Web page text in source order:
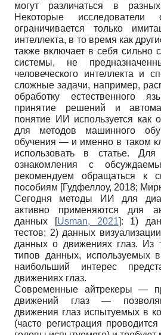
могут различаться в
Некоторые
ограничивается только
интеллекта, в то время как
также включает в себя сильно
системы, не
человеческого интеллекта и
сложные задачи, например,
обработку естественного
принятие решений и
понятие ИИ используется
для методов машинного
обучения — и именно в таком
использовать в статье.
ознакомления с
рекомендуем обращаться к
пособиям [Гудфеллоу, 2018;
Сегодня методы ИИ для
активно применяются для
данных
[Usman, 2021]: 1)
тестов; 2) данных
данных о движениях глаз. Из
типов данных, используемых
наибольший интерес
движениях глаз.
Современные айтрекеры —
движений глаз —
движения глаз испытуемых в
(часто регистрация